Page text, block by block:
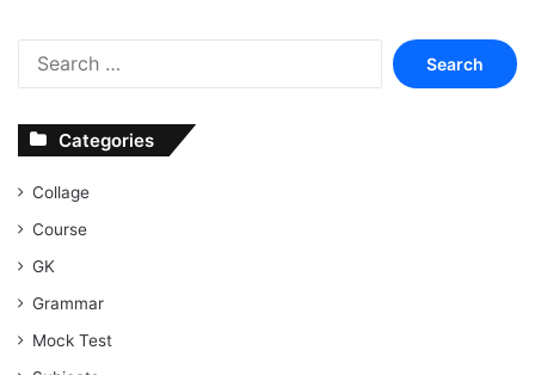
Search
for:
Categories
Collage
Course
GK
Grammar
Mock Test